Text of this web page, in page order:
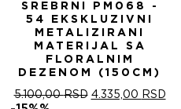
SREBRNI PM068 -
54 EKSKLUZIVNI
METALIZIRANI
MATERIJAL SA
FLORALNIM
DEZENOM (150CM)
5.100,00RSD ОРИГИНАЛНА
4.335,00 RSD